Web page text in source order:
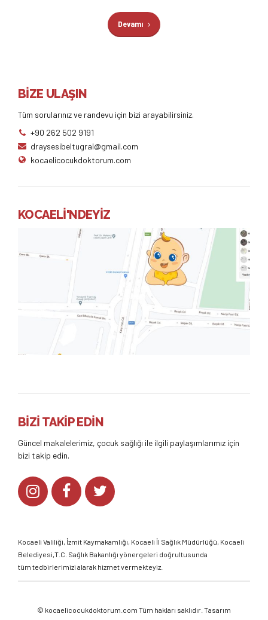
Devamı
BİZE ULAŞIN
Tüm sorularınız ve randevu için bizi arayabilirsiniz.
+90 262 502 9191
draysesibeltugral@gmail.com
kocaelicocukdoktorum.com
KOCAELİ'NDEYİZ
BİZİ TAKİP EDİN
Güncel makalelerimiz, çocuk sağlığı ile ilgili paylaşımlarımız için
bizi takip edin.
Kocaeli Valiliği İzmit Kaymakamlığı Kocaeli İl Sağlık Müdürlüğü, Kocaeli
Belediyesi, T.C. Sağlık Bakanlığı yönergeleri doğrultusunda
tüm tedbirlerimizi alarak hizmet vermekteyiz.
© kocaelicocukdoktorum.com Tüm hakları saklıdır. Tasarım